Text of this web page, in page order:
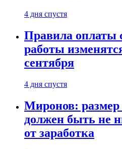
4 дня спустя
Правила оплаты
работы
сентября
4 дня спустя
Миронов: размер
должен быть не
от заработка